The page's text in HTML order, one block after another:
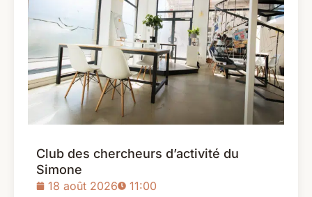
Club des chercheurs d’activité du
Simone
18 août 2026 11:00